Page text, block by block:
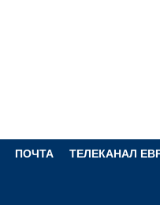
ПОЧТА ТЕЛЕКАНАЛ